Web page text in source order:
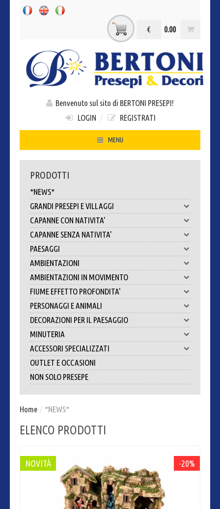
0.00
€
Benvenuto sul sito di BERTONI PRESEPI!
LOGIN / REGISTRATI
MENU
HOME
DOVE SIAMO
PRODOTTI
*NEWS*
GRANDI PRESEPI E VILLAGGI
CAPANNE CON NATIVITA'
CAPANNE SENZA NATIVITA'
PAESAGGI
AMBIENTAZIONI
AMBIENTAZIONI IN MOVIMENTO
FIUME EFFETTO PROFONDITA'
PERSONAGGI E ANIMALI
DECORAZIONI PER IL PAESAGGIO
MINUTERIA
ACCESSORI SPECIALIZZATI
OUTLET E OCCASIONI
NON SOLO PRESEPE
Home / *NEWS*
ELENCO PRODOTTI
NOVITÀ -20%